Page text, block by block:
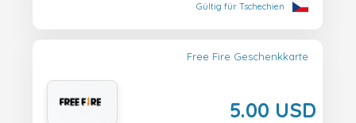
Gültig für Tschechien
Free Fire Geschenkkarte
5.00 USD